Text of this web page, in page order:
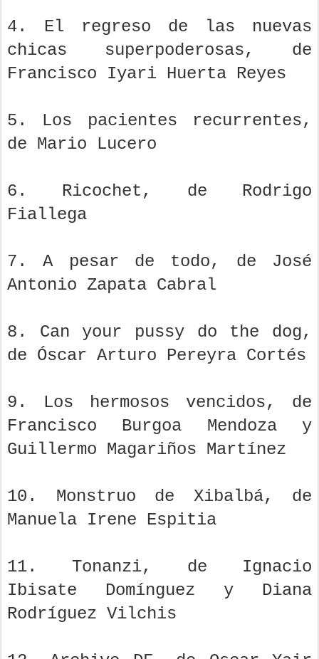
4. El regreso de las nuevas
chicas superpoderosas, de
Francisco Iyari Huerta Reyes
5. Los pacientes recurrentes,
de Mario Lucero
6. Ricochet, de Rodrigo
Fiallega
7. A pesar de todo, de José
Antonio Zapata Cabral
8. Can your pussy do the dog,
de Óscar Arturo Pereyra Cortés
9. Los hermosos vencidos, de
Francisco Burgoa Mendoza y
Guillermo Magariños Martínez
10. Monstruo de Xibalbá, de
Manuela Irene Espitia
11. Tonanzi, de Ignacio
Ibisate Domínguez y Diana
Rodríguez Vilchis